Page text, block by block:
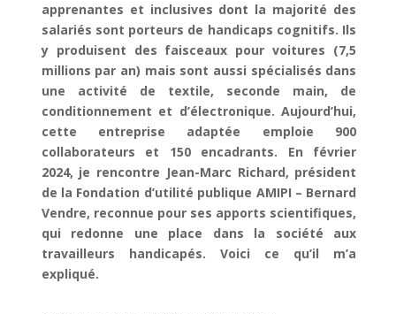
apprenantes et inclusives dont la majorité des
salariés sont porteurs de handicaps cognitifs. Ils
y produisent des faisceaux pour voitures (7,5
millions par an) mais sont aussi spécialisés dans
une activité de textile, seconde main, de
conditionnement et d’électronique. Aujourd’hui,
cette entreprise adaptée emploie 900
collaborateurs et 150 encadrants. En février
2024, je rencontre Jean-Marc Richard, président
de la Fondation d’utilité publique AMIPI – Bernard
Vendre, reconnue pour ses apports scientifiques,
qui redonne une place dans la société aux
travailleurs handicapés. Voici ce qu’il m’a
expliqué.